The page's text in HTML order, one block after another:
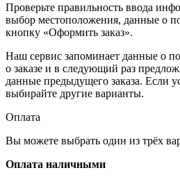
Проверьте правильность ввода
выбор местоположения, данные о
кнопку «Оформить заказ».
Наш сервис запоминает данные о
о заказе и в следующий раз
данные предыдущего заказа. Если
выбирайте другие варианты.
Оплата
Вы можете выбрать один из трёх
Оплата наличными